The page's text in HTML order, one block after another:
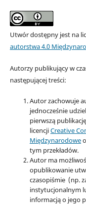
Utwór dostępny jest na
autorstwa 4.0
Autorzy publikujący w
następującej treści:
Autor zachowuje
jednocześnie
pierwszą
licencjiCreative
Międzynarodowe
tym przekładów.
Autor ma
opublikowanie
czasopiśmie (np.
instytucjonalnym
informacją o jego